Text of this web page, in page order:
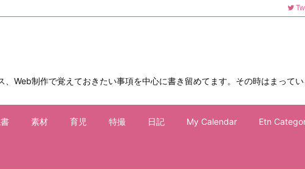
Web制作で覚えておきたい事項を中心に書き留めてます。その時はまってい
素材 育児 特撮 日記 My Calendar Etn